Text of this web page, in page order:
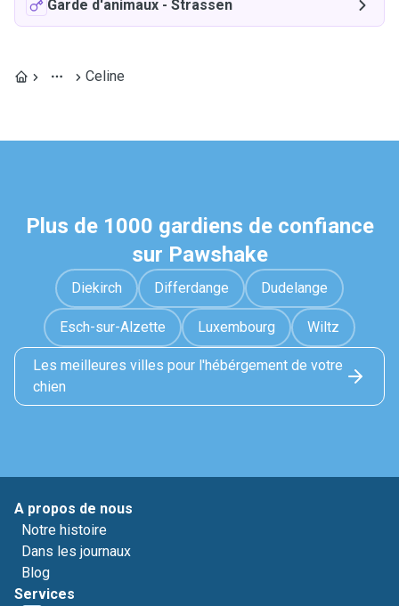
Garde d'animaux - Strassen
Celine
Plus de 1000 gardiens de confiance
sur Pawshake
Diekirch Differdange Dudelange
Esch-sur-Alzette Luxembourg Wiltz
Les meilleures villes pour l'hébérgement de votre
chien
A propos de nous
Notre histoire
Dans les journaux
Blog
Services